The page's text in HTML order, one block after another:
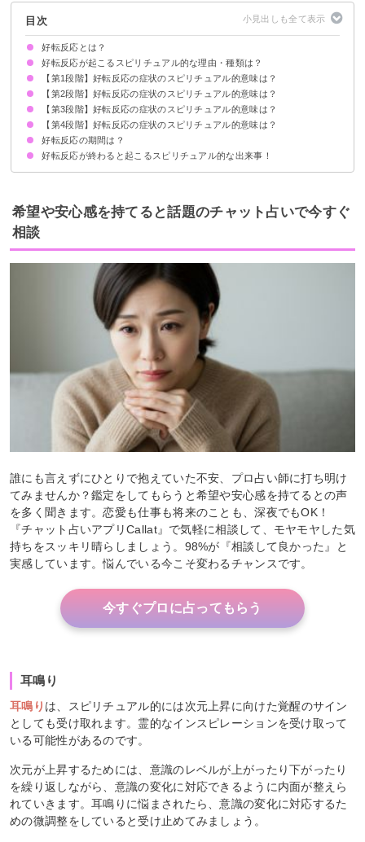
目次
好転反応とは？
好転反応が起こるスピリチュアル的な理由・種類は？
①負のエネルギーの浄化に伴う好転反応
②潜在意識の書き換えに伴う好転反応
③波動の上昇に伴う好転反応
【第1段階】好転反応の症状のスピリチュアル的意味は？
眠気
だるい・体調不良
肩こり
腰痛
【第2段階】好転反応の症状のスピリチュアル的意味は？
かゆみ
耳鳴り
不安定な精神状態
【第3段階】好転反応の症状のスピリチュアル的意味は？
肌荒れ・ニキビ
おなら
環境の変化
【第4段階】好転反応の症状のスピリチュアル的意味は？
頭痛
嘔吐・吐き気
腹痛
発熱
好転反応の期間は？
通常2〜3日で症状は回復する
好転反応が終わると起こるスピリチュアル的な出来事！
次元が上昇する
願望実現
意識が広がり幸せに向かう
希望や安心感を持てると話題のチャット占いで今すぐ
相談
誰にも言えずにひとりで抱えていた不安、プロ占い師に打ち明け
てみませんか？鑑定をしてもらうと希望や安心感を持てるとの声
を多く聞きます。恋愛も仕事も将来のことも、深夜でもOK！
『チャット占いアプリCallat』で気軽に相談して、モヤモヤした気
持ちをスッキリ晴らしましょう。98%が『相談して良かった』と
実感しています。悩んでいる今こそ変わるチャンスです。
今すぐプロに占ってもらう
耳鳴り
耳鳴り は、スピリチュアル的には次元上昇に向けた覚醒のサイン
としても受け取れます。霊的なインスピレーションを受け取って
いる可能性があるのです。
次元が上昇するためには、意識のレベルが上がったり下がったり
を繰り返しながら、意識の変化に対応できるように内面が整えら
れていきます。耳鳴りに悩まされたら、意識の変化に対応するた
めの微調整をしていると受け止めてみましょう。